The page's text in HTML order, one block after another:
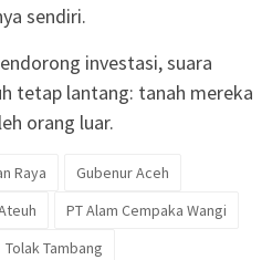
sendiri.
investasi, suara
tetap lantang: tanah mereka
orang luar.
Raya
Gubenur Aceh
PT Alam Cempaka Wangi
Tolak Tambang